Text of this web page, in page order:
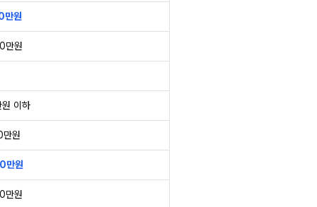
원
만원
이하
원
만원
만원